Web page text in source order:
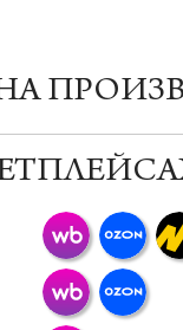
ChatApp